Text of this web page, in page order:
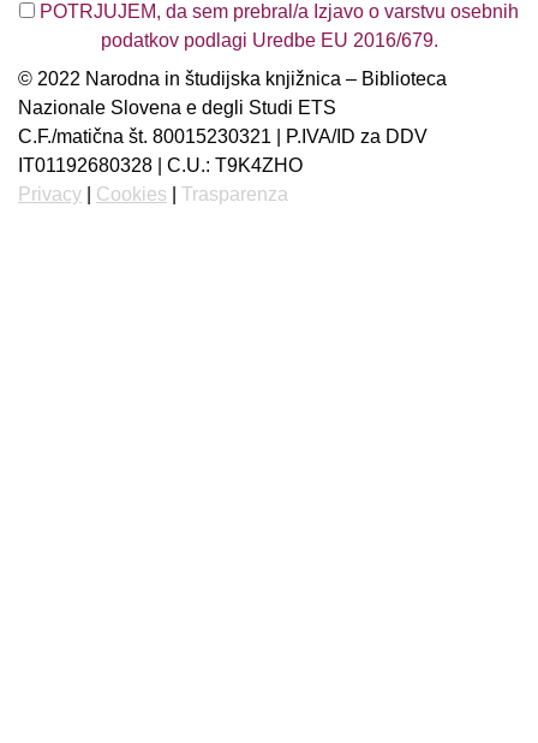
POTRJUJEM, da sem prebral/a Izjavo o varstvu osebnih
podatkov podlagi Uredbe EU 2016/679.
© 2022 Narodna in študijska knjižnica – Biblioteca
Nazionale Slovena e degli Studi ETS
C.F./matična št. 80015230321 | P.IVA/ID za DDV
IT01192680328 | C.U.: T9K4ZHO
Privacy
Cookies Trasparenza